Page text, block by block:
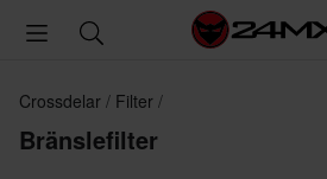
Crossdelar Filter
Bränslefilter